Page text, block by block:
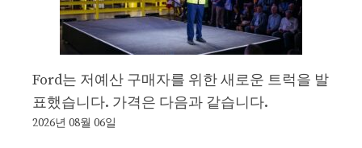
Ford는 저예산 구매자를 위한 새로운 트럭을 발
표했습니다. 가격은 다음과 같습니다.
2026년 08월 06일